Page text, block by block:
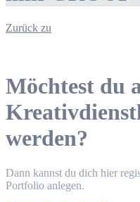
Zurück zu
Möchtest du
werden?
Dann kannst du dich hier
Portfolio anlegen.